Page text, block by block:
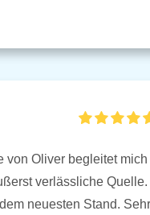
von Oliver begleitet mich
verlässliche Quelle.
neuesten Stand. Sehr